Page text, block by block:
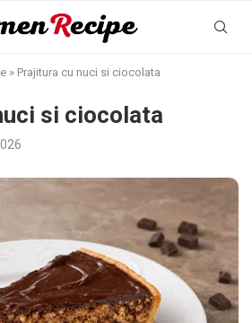
» Prajitura cu nuci si ciocolata
si ciocolata